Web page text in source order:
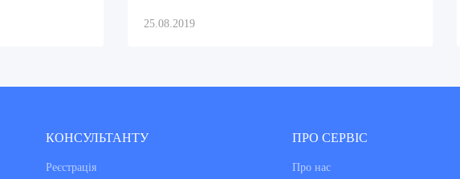
25.08.2019
КОНСУЛЬТАНТУ
Реєстрація
ПРО СЕРВІС
Про нас